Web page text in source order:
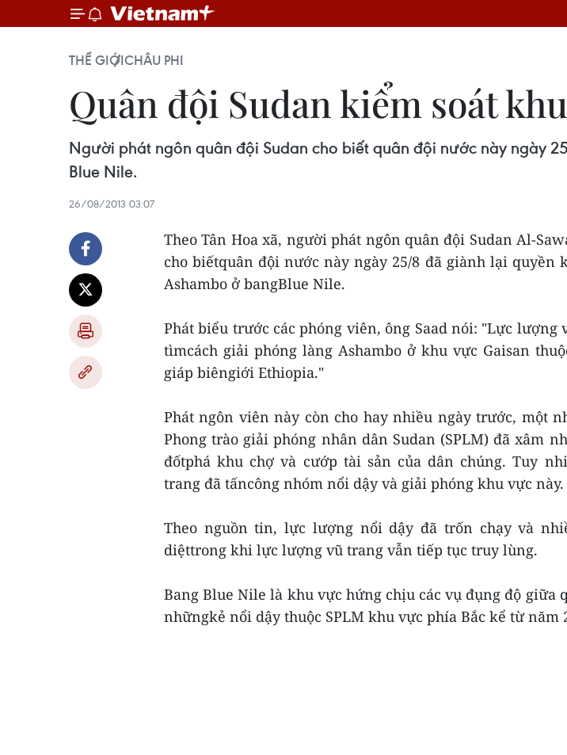
THẾ GIỚICHÂU PHI
Quân đội Sudan kiểm soát
Người phát ngôn quân đội Sudan cho biết quân đội nước này ngày
Blue Nile.
26/08/2013 03:07
Theo Tân Hoa xã, người phát ngôn quân đội Sudan Al-
cho biếtquân đội nước này ngày 25/8 đã giành lại quyền
Ashambo ở bangBlue Nile.
Phát biểu trước các phóng viên, ông Saad nói: "Lực lượng
tìmcách giải phóng làng Ashambo ở khu vực Gaisan
giáp biêngiới Ethiopia."
Phát ngôn viên này còn cho hay nhiều ngày trước, một
Phong trào giải phóng nhân dân Sudan (SPLM) đã xâm
đốtphá khu chợ và cướp tài sản của dân chúng. Tuy
trang đã tấncông nhóm nổi dậy và giải phóng khu vực này.
Theo nguồn tin, lực lượng nổi dậy đã trốn chạy và
diệttrong khi lực lượng vũ trang vẫn tiếp tục truy lùng.
Bang Blue Nile là khu vực hứng chịu các vụ đụng độ giữa
nhữngkẻ nổi dậy thuộc SPLM khu vực phía Bắc kể từ năm